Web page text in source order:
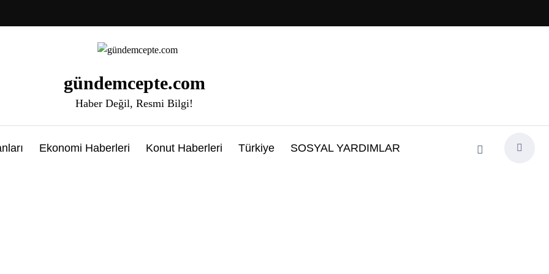
gündemcepte.com
Haber Değil, Resmi Bilgi!
Ekonomi Haberleri Konut Haberleri Türkiye SOSYAL YARDIMLAR